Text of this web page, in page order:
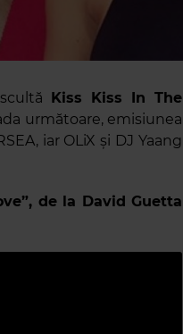
Kiss Kiss In The
următoare, emisiunea
iar OLiX și DJ Yaang
de la David Guetta